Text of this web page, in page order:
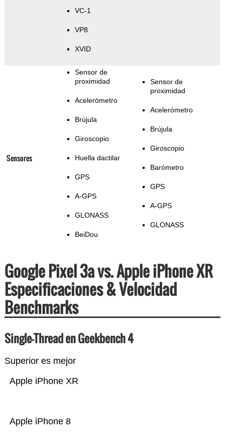
VC-1
VP8
XVID
Sensores
Sensor de
proximidad
Acelerómetro
Brújula
Giroscopio
Huella dactilar
GPS
A-GPS
GLONASS
BeiDou
Sensor de
proximidad
Acelerómetro
Brújula
Giroscopio
Barómetro
GPS
A-GPS
GLONASS
Google Pixel 3a vs. Apple iPhone XR
Especificaciones & Velocidad
Benchmarks
Single-Thread en Geekbench 4
Superior es mejor
Apple iPhone 8
Apple iPhone XR